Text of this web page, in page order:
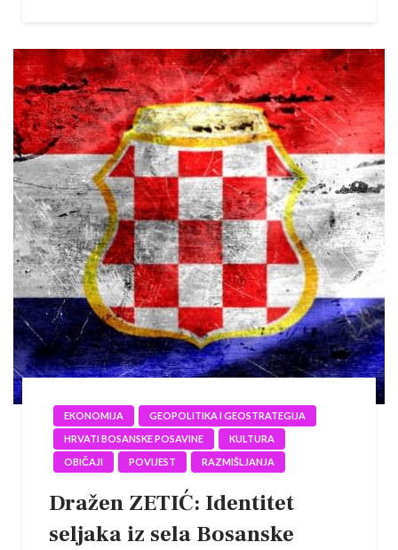
EKONOMIJA
GEOPOLITIKA I GEOSTRATEGIJA
HRVATI BOSANSKE POSAVINE
KULTURA
OBIČAJI
POVIJEST RAZMIŠLJANJA
Dražen ZETIĆ: Identitet
seljaka iz sela Bosanske